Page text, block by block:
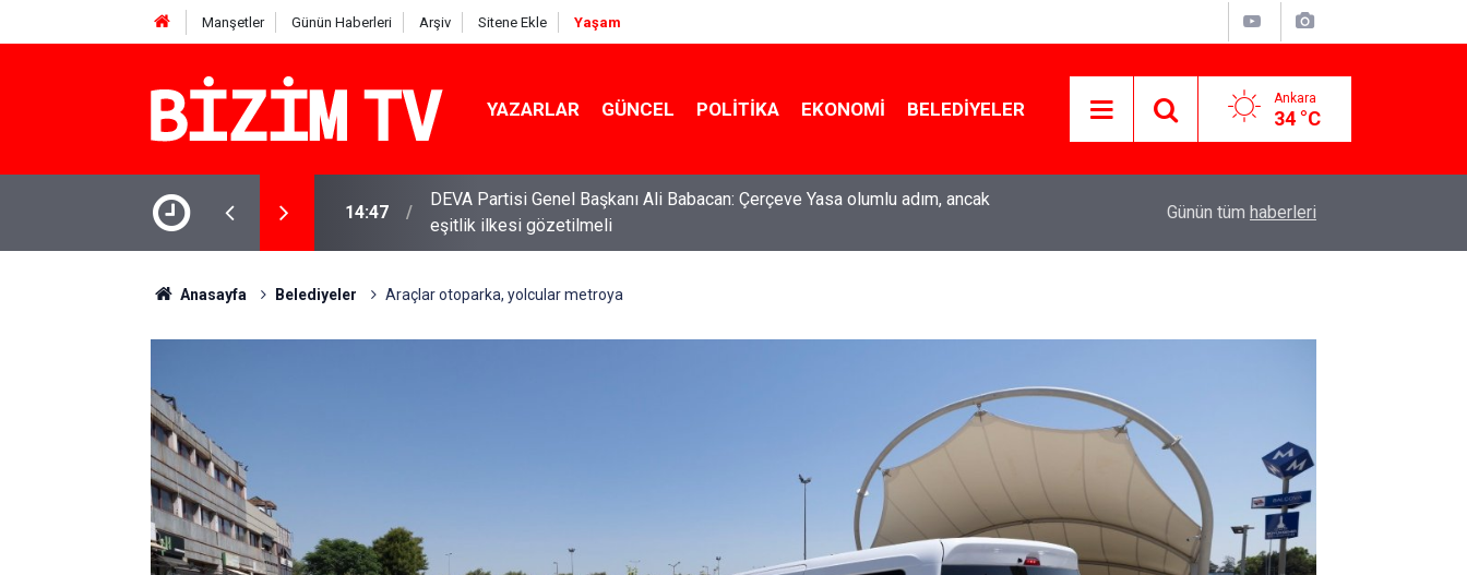
Manşetler Günün Haberleri Arşiv Sitene Ekle Yaşam
YAZARLAR GÜNCEL POLITIKA EKONOMI BELEDIYELER Ankara
34 °C
eşitlik ilkesi gözetilmeli
11:51
YENİ Parti Genel Başkanı Özgür Özel: “Şehit ailelerinin, gazilerin yanına
varamayacağımız, gözüne bakamayacağımız işlerin içinde olmayız”
operasyon geliyor!
Günün tüm haberleri
Anasayfa Belediyeler Araçlar otoparka, yolcular metroya